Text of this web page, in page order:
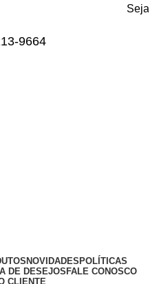
Seja bem
9664
NOVIDADES POLÍTICAS
DE DESEJOS FALE CONOSCO
CLIENTE